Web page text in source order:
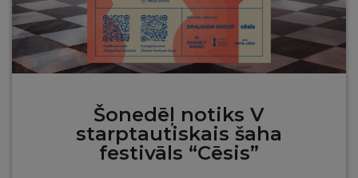
Šonedēļ notiks V
starptautiskais šaha
festivāls “Cēsis”